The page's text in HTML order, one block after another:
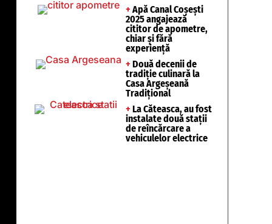
+ Apă Canal Coșești
2025 angajează
cititor de apometre,
chiar și fără
experiență
+ Două decenii de
tradiție culinară la
Casa Argeșeană
Tradițional
+ La Căteasca, au fost
instalate două stații
de reîncărcare a
vehiculelor electrice